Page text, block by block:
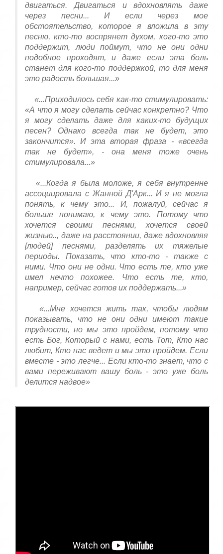
двигаться. Двигаться и вдохновлять даже
через песни... И если через мое
обстоятельство, которое я вложила в эту
песню, кто-то воспрянет духом, кого-то это
поддержит, люди поймут, что не они одни
подобное проходят, и даже если эта боль
станет для кого-то поддержкой, то для меня
это радость большая...»
«...Приходилось себя как-то стимулировать:
«А что я могу сделать сейчас конкретно? Что
я могу сделать даже для каких-то будущих
песен? Однако всегда так не будет, это
закончится». И эта вторая фраза - «всегда
так не будет», - она меня тоже
очень
стимулировала...»
«...Когда я была моложе, я себя внутренне
ассоциировала с Жанной Д'Арк... И я не могла
понять, к чему это... И, пожалуй, сейчас я
больше понимаю, к чему это. Потому что
хочется своими песнями, хочется своей
жизнью.., даже на расстоянии, даже вдохновляя
[людей] песнями, разделять их тяжелые
периоды. Показать, что кто-то - также с
ними. Что они не одни. Что есть те, кто уже
имел нечто похожее. Что есть те, кто,
например, сейчас готов их поддержать...»
«...Мне хочется жить так, чтобы людям
показывать, что не они одни имеют такие
трудности, но мы это пройдем, потому что
есть Бог, Который с нами, есть Тот, Кто нас
любит, Кто нас ведет и мы это пройдем. Если
вместе - это легче... Если кто-то знает, что с
вами переживают вашу боль - это уже боль
делится надвое»